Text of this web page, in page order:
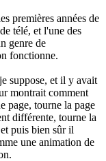
premières années de
télé, et l'une des
genre de
fonctionne.
suppose, et il y avait
montrait comment
page, tourne la page
différente, tourne la
puis bien sûr il
une animation de